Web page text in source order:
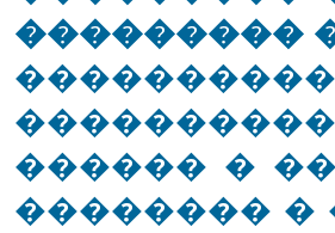
���������
������ �
�������� �